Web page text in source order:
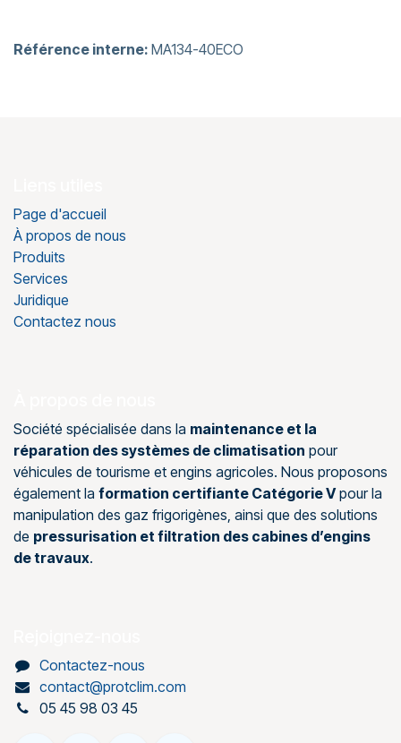
Référence interne: MA134-40ECO
Page d'accueil
À propos de nous
Produits
Services
Juridique
Contactez nous
Société spécialisée dans la maintenance et la
réparation des systèmes de climatisation pour
véhicules de tourisme et engins agricoles. Nous proposons
également la formation certifiante Catégorie Vpour la
manipulation des gaz frigorigènes, ainsi que des solutions
de pressurisation et filtration des cabines d’engins
de travaux.
Contactez-nous
contact@protclim.com
05 45 98 03 45